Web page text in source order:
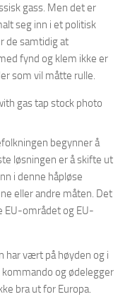
gass. Men det er
seg inn i et politisk
de samtidig at
fynd og klem ikke er
som vil måtte rulle.
begynner å
løsningen er å skifte ut
i denne håpløse
eller andre måten. Det
EU-området og EU-
har vært på høyden og i
og ødelegger
bra ut for Europa.